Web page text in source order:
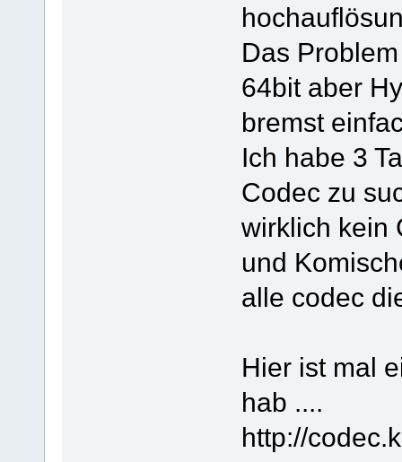
Das
64bit aber
bremst
Ich habe 3
Codec zu
wirklich kein
und
alle codec
Hier ist mal
hab ....
http://